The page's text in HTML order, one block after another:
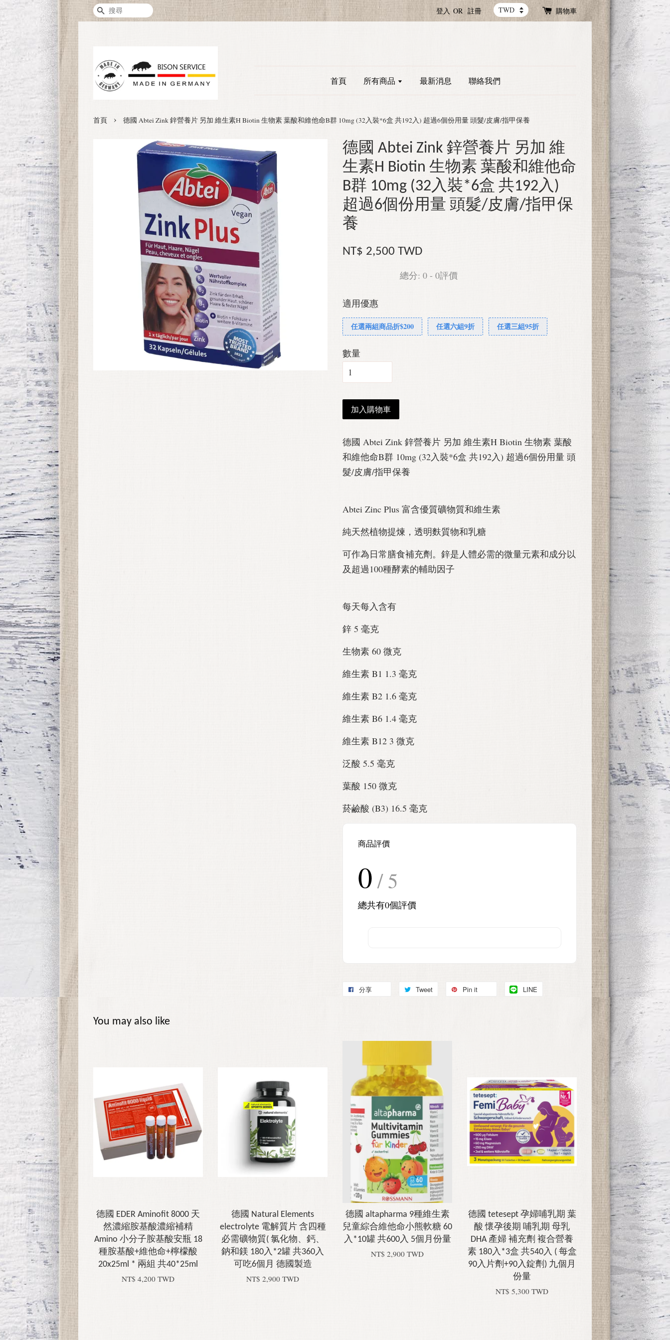
搜尋 登入 OR 註冊 購物車
首頁 所有商品 最新消息 聯絡我們
首頁 › 德國 Abtei Zink 鋅營養片 另加 維生素H Biotin 生物素 葉酸和維他命B群 10mg (32入裝*6盒 共192入) 超過6個份用量 頭髮/皮膚/指甲保養
德國 Abtei Zink 鋅營養片 另加 維
生素H Biotin 生物素 葉酸和維他命
B群 10mg (32入裝*6盒 共192入)
超過6個份用量 頭髮/皮膚/指甲保
養
NT$ 2,500 TWD
總分: 0 - 0評價
適用優惠
任選兩組商品折$200 任選六組9折 任選三組95折
數量
加入購物車
德國 Abtei Zink 鋅營養片 另加 維生素H Biotin 生物素 葉酸
和維他命B群 10mg (32入裝*6盒 共192入) 超過6個份用量 頭
髮/皮膚/指甲保養
Abtei Zinc Plus 富含優質礦物質和維生素
純天然植物提煉，透明麩質物和乳糖
可作為日常膳食補充劑。鋅是人體必需的微量元素和成分以
及超過100種酵素的輔助因子
每天每入含有
鋅 5 毫克
生物素 60 微克
維生素 B1 1.3 毫克
維生素 B2 1.6 毫克
維生素 B6 1.4 毫克
維生素 B12 3 微克
泛酸 5.5 毫克
葉酸 150 微克
菸鹼酸 (B3) 16.5 毫克
商品評價
0 / 5
總共有0個評價
分享 Tweet Pin it LINE
You may also like
德國 EDER Aminofit 8000 天
然濃縮胺基酸濃縮補精
Amino 小分子胺基酸安瓶 18
種胺基酸+維他命+檸檬酸
20x25ml * 兩組 共40*25ml
NT$ 4,200 TWD
德國 Natural Elements
electrolyte 電解質片 含四種
必需礦物質( 氯化物、鈣、
鈉和鎂 180入*2罐 共360入
可吃6個月 德國製造
NT$ 2,900 TWD
德國 altapharma 9種維生素
兒童綜合維他命小熊軟糖 60
入*10罐 共600入 5個月份量
NT$ 2,900 TWD
德國 tetesept 孕婦哺乳期 葉
酸 懷孕後期 哺乳期 母乳
DHA 產婦 補充劑 複合營養
素 180入*3盒 共540入 ( 每盒
90入片劑+90入錠劑) 九個月
份量
NT$ 5,300 TWD